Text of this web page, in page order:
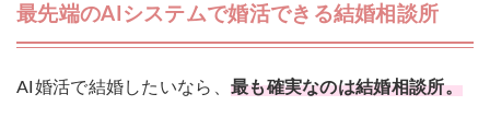
最先端のAIシステムで婚活できる結婚相談所
AI婚活で結婚したいなら、 最も確実なのは結婚相談所。